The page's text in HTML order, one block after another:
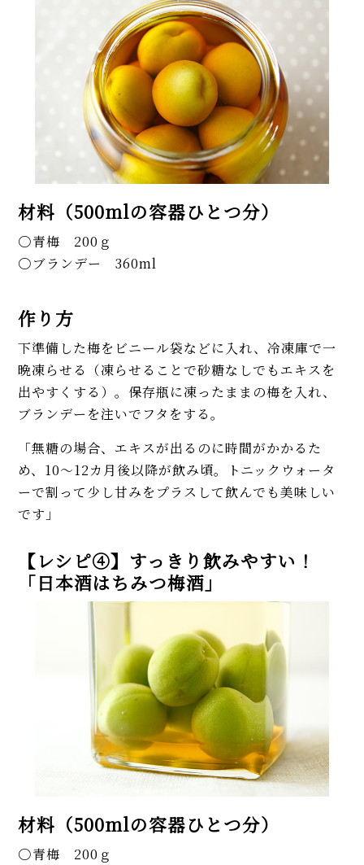
材料（500mlの容器ひとつ分）
青梅 200ｇ
ブランデー 360ml
作り方
下準備した梅をビニール袋などに入れ、冷凍庫で一
晩凍らせる（凍らせることで砂糖なしでもエキスを
出やすくする）。保存瓶に凍ったままの梅を入れ、
ブランデーを注いでフタをする。
「無糖の場合、エキスが出るのに時間がかかるた
め、10～12カ月後以降が飲み頃。トニックウォータ
ーで割って少し甘みをプラスして飲んでも美味しい
です」
【レシピ④】すっきり飲みやすい！
「日本酒はちみつ梅酒」
材料（500mlの容器ひとつ分）
青梅 200ｇ